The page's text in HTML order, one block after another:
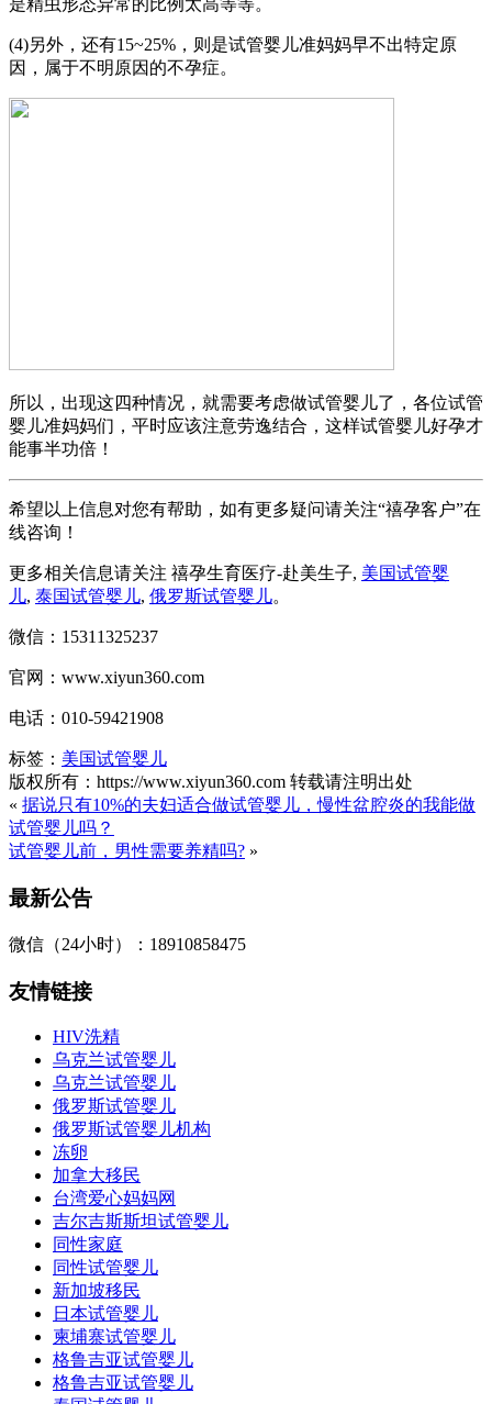
是精虫形态异常的比例太高等等。
(4)另外，还有15~25%，则是试管婴儿准妈妈早不出特定原
因，属于不明原因的不孕症。
所以，出现这四种情况，就需要考虑做试管婴儿了，各位试管
婴儿准妈妈们，平时应该注意劳逸结合，这样试管婴儿好孕才
能事半功倍！
希望以上信息对您有帮助，如有更多疑问请关注“禧孕客户”在
线咨询！
更多相关信息请关注 禧孕生育医疗-赴美生子, 美国试管婴
儿, 泰国试管婴儿, 俄罗斯试管婴儿。
微信：15311325237
官网：www.xiyun360.com
电话：010-59421908
标签： 美国试管婴儿
版权所有：https://www.xiyun360.com 转载请注明出处
« 据说只有10%的夫妇适合做试管婴儿，慢性盆腔炎的我能做
试管婴儿吗？
试管婴儿前，男性需要养精吗? »
最新公告
微信（24小时）：18910858475
友情链接
HIV洗精
乌克兰试管婴儿
乌克兰试管婴儿
俄罗斯试管婴儿
俄罗斯试管婴儿机构
冻卵
加拿大移民
台湾爱心妈妈网
吉尔吉斯斯坦试管婴儿
同性家庭
同性试管婴儿
新加坡移民
日本试管婴儿
柬埔寨试管婴儿
格鲁吉亚试管婴儿
格鲁吉亚试管婴儿